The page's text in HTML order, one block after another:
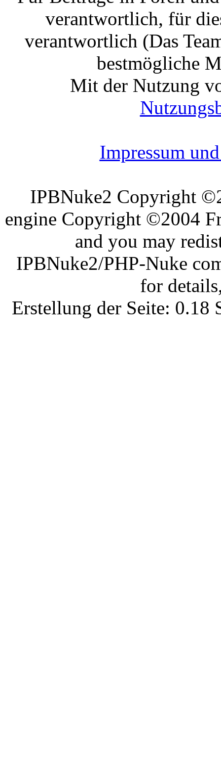
verantwortlich, für
verantwortlich (Das
bestmögliche
Mit der Nutzung
Impressum
IPBNuke2 Copyright
engine Copyright ©2004
and you may
IPBNuke2/PHP-Nuke
for
Erstellung der Seite: 0.18